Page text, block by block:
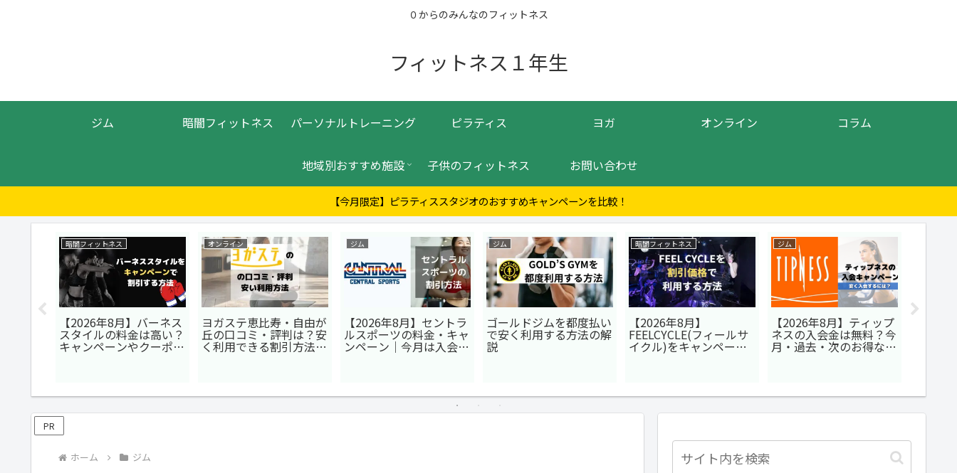
０からのみんなのフィットネス
フィットネス１年生
ジム 暗闇フィットネス パーソナルトレーニング ピラティス ヨガ オンライン コラム
地域別おすすめ施設 子供のフィットネス お問い合わせ
【今月限定】ピラティススタジオのおすすめキャンペーンを比較！
暗闇フィットネス
【2026年8月】バーネス
スタイルの料金は高い？
キャンペーンやクーポン
オンライン
ヨガステ恵比寿・自由が
丘の口コミ・評判は？安
く利用できる割引方法も
ジム
【2026年8月】セントラ
ルスポーツの料金・キャ
ンペーン｜今月は入会金
ジム
ゴールドジムを都度払い
で安く利用する方法の解
説
暗闇フィットネス
【2026年8月】
FEELCYCLE(フィールサ
イクル)をキャンペーン
やクーポンコードで割引
ジム
【2026年8月】ティップ
ネスの入会金は無料？今
月・過去・次のお得なキ
PR
ホーム ジム